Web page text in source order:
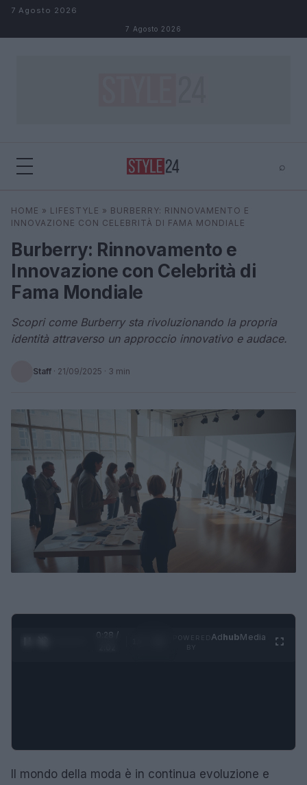
Salta al contenuto
7 Agosto 2026
7 Agosto 2026
⌕
Cerca
HOME » LIFESTYLE » BURBERRY: RINNOVAMENTO E
INNOVAZIONE CON CELEBRITÀ DI FAMA MONDIALE
Burberry: Rinnovamento e
Innovazione con Celebrità di
Fama Mondiale
Scopri come Burberry sta rivoluzionando la propria
identità attraverso un approccio innovativo e audace.
Staff · 21/09/2025 · 3 min
0:29 /
AdhubMedia
Il mondo della moda è in continua evoluzione e